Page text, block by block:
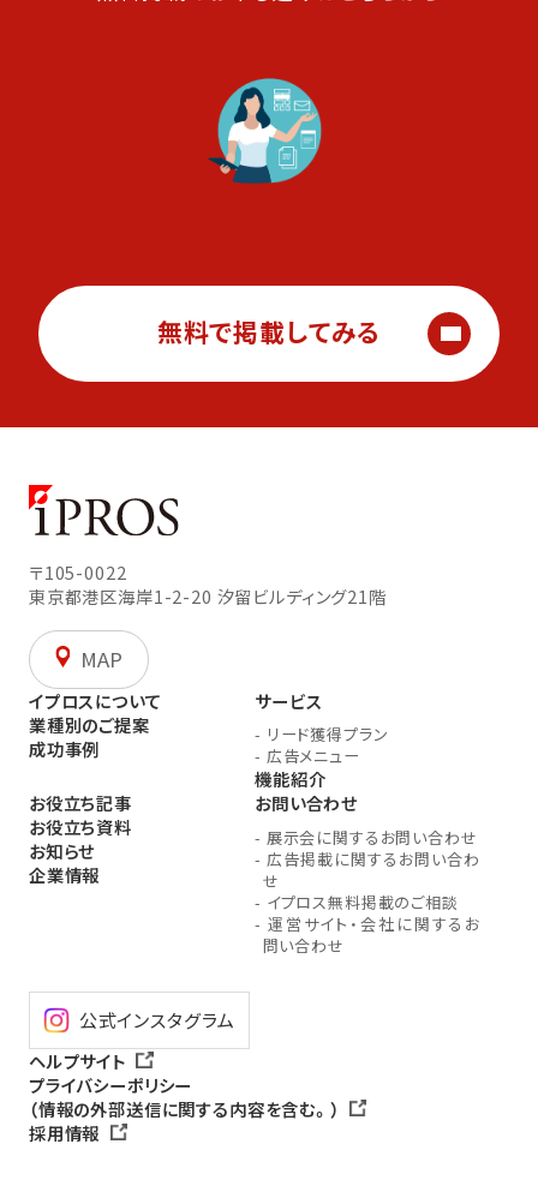
無料で掲載してみる
〒105-0022
東京都港区海岸1-2-20 汐留ビルディング21階
MAP
イプロスについて
業種別のご提案
成功事例
サービス
- リード獲得プラン
- 広告メニュー
機能紹介
お役立ち記事
お役立ち資料
お知らせ
企業情報
お問い合わせ
- 展示会に関するお問い合わせ
- 広告掲載に関するお問い合わ
せ
- イプロス無料掲載のご相談
- 運営サイト・会社に関するお
問い合わせ
公式インスタグラム
ヘルプサイト
プライバシーポリシー
（情報の外部送信に関する内容を含む。）
採用情報